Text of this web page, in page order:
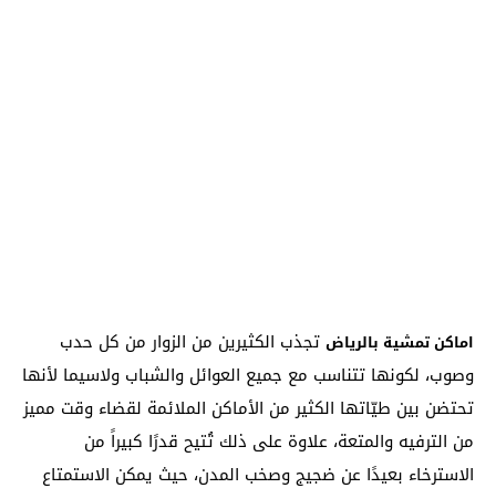
اماكن تمشية بالرياض تجذب الكثيرين من الزوار من كل حدب
وصوب، لكونها تتناسب مع جميع العوائل والشباب ولاسيما لأنها
تحتضن بين طيّاتها الكثير من الأماكن الملائمة لقضاء وقت مميز
من الترفيه والمتعة، علاوة على ذلك تُتيح قدرًا كبيراً من
الاسترخاء بعيدًا عن ضجيج وصخب المدن، حيث يمكن الاستمتاع